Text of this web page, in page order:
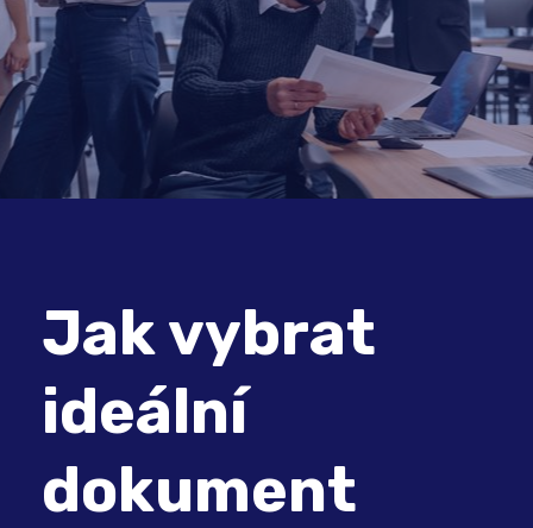
Jak vybrat
ideální
dokument